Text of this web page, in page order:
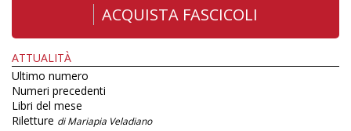
ACQUISTA FASCICOLI
ATTUALITÀ
Ultimo numero
Numeri precedenti
Libri del mese
Riletture di Mariapia Veladiano